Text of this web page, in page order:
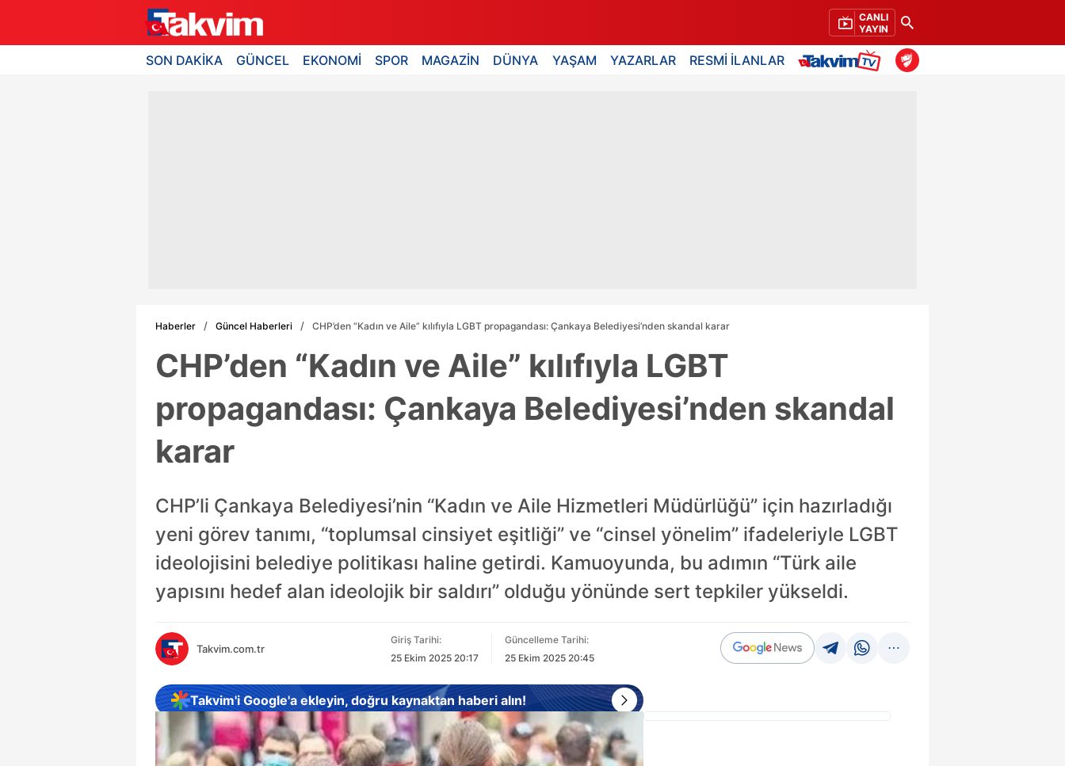
CANLI
YAYIN
SON DAKİKA GÜNCEL EKONOMİ SPOR MAGAZİN DÜNYA YAŞAM YAZARLAR RESMİ İLANLAR
Haberler Güncel Haberleri CHP’den “Kadın ve Aile” kılıfıyla LGBT propagandası: Çankaya Belediyesi’nden skandal karar
CHP’den “Kadın ve Aile” kılıfıyla LGBT
propagandası: Çankaya Belediyesi’nden skandal
karar
CHP’li Çankaya Belediyesi’nin “Kadın ve Aile Hizmetleri Müdürlüğü” için hazırladığı
yeni görev tanımı, “toplumsal cinsiyet eşitliği” ve “cinsel yönelim” ifadeleriyle LGBT
ideolojisini belediye politikası haline getirdi. Kamuoyunda, bu adımın “Türk aile
yapısını hedef alan ideolojik bir saldırı” olduğu yönünde sert tepkiler yükseldi.
Takvim.com.tr
Giriş Tarihi:
25 Ekim 2025 20:17
Güncelleme Tarihi:
25 Ekim 2025 20:45
Takvim'i Google'a ekleyin, doğru kaynaktan haberi alın!